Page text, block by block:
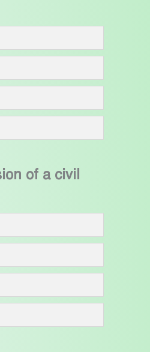
of a civil